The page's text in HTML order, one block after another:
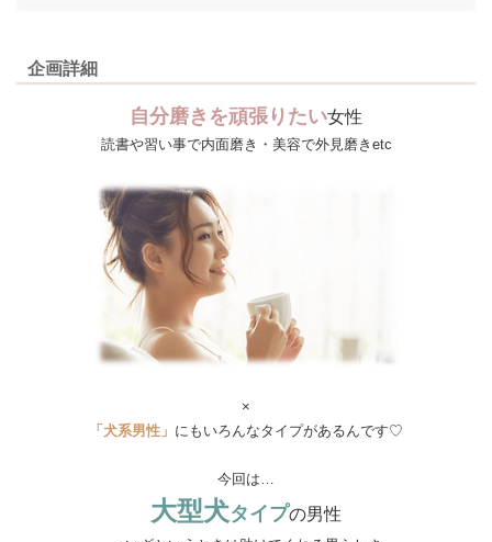
企画詳細
自分磨きを頑張りたい女性
読書や習い事で内面磨き・美容で外見磨きetc
×
「犬系男性」 にもいろんなタイプがあるんです♡
今回は…
大型犬タイプの男性